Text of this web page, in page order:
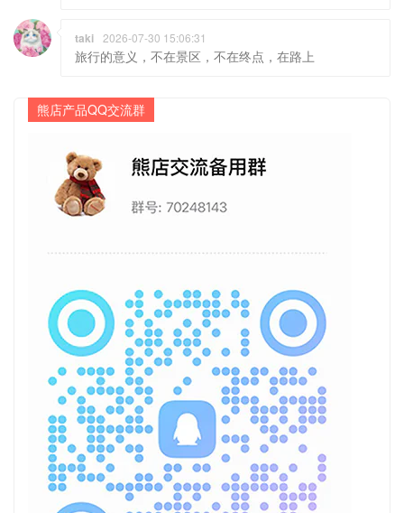
taki 2026-07-30 15:06:31
旅行的意义，不在景区，不在终点，在路上
熊店产品QQ交流群